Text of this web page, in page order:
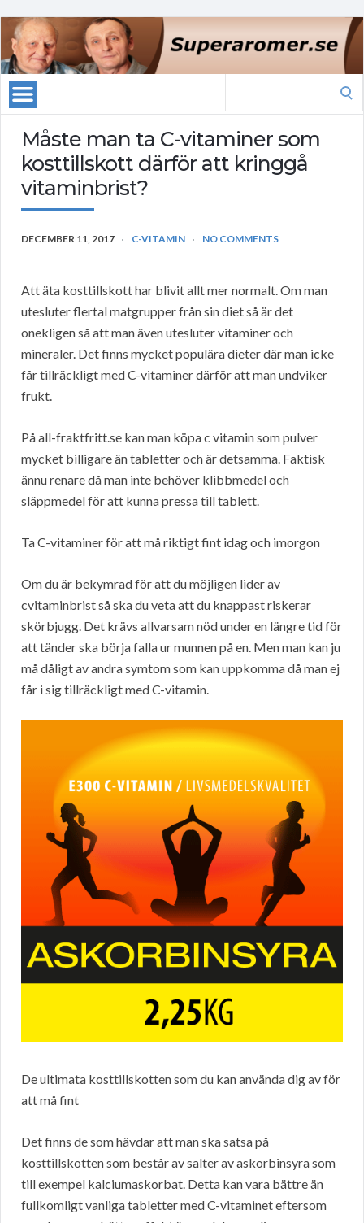
Måste man ta C-vitaminer som
kosttillskott därför att kringgå
vitaminbrist?
DECEMBER 11, 2017 C-VITAMIN NO COMMENTS
Att äta kosttillskott har blivit allt mer normalt. Om man
utesluter flertal matgrupper från sin diet så är det
onekligen så att man även utesluter vitaminer och
mineraler. Det finns mycket populära dieter där man icke
får tillräckligt med C-vitaminer därför att man undviker
frukt.
På all-fraktfritt.se kan man köpa c vitamin som pulver
mycket billigare än tabletter och är detsamma. Faktisk
ännu renare då man inte behöver klibbmedel och
släppmedel för att kunna pressa till tablett.
Ta C-vitaminer för att må riktigt fint idag och imorgon
Om du är bekymrad för att du möjligen lider av
cvitaminbrist så ska du veta att du knappast riskerar
skörbjugg. Det krävs allvarsam nöd under en längre tid för
att tänder ska börja falla ur munnen på en. Men man kan ju
må dåligt av andra symtom som kan uppkomma då man ej
får i sig tillräckligt med C-vitamin.
De ultimata kosttillskotten som du kan använda dig av för
att må fint
Det finns de som hävdar att man ska satsa på
kosttillskotten som består av salter av askorbinsyra som
till exempel kalciumaskorbat. Detta kan vara bättre än
fullkomligt vanliga tabletter med C-vitaminet eftersom